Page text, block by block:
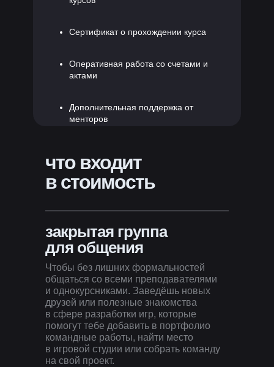
Сертификат о прохождении курса
Оперативная работа со счетами и
актами
Дополнительная поддержка от
менторов
что входит
в стоимость
Чтобы без лишних формальностей
общаться со всеми преподавателями
и однокурсниками. Заведёшь новых
друзей или полезные знакомства
в сфере разработки игр, которые
помогут тебе добавить в портфолио
командные работы, найти место
в игровой студии или собрать команду
на свой проект.
закрытая группа
для общения